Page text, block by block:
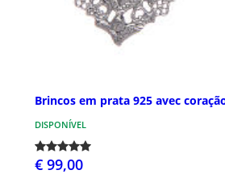
Brincos em prata 925 avec
DISPONÍVEL
€ 99,00